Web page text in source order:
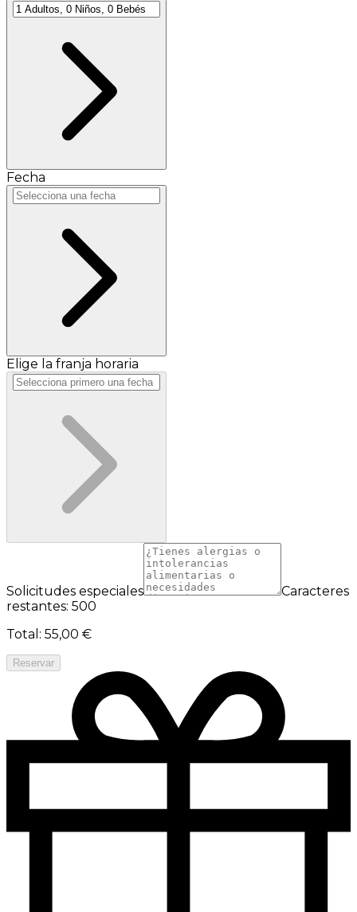
Fecha
Elige la franja horaria
Solicitudes especiales
Caracteres
restantes: 500
Total : 55,00 €
Reservar